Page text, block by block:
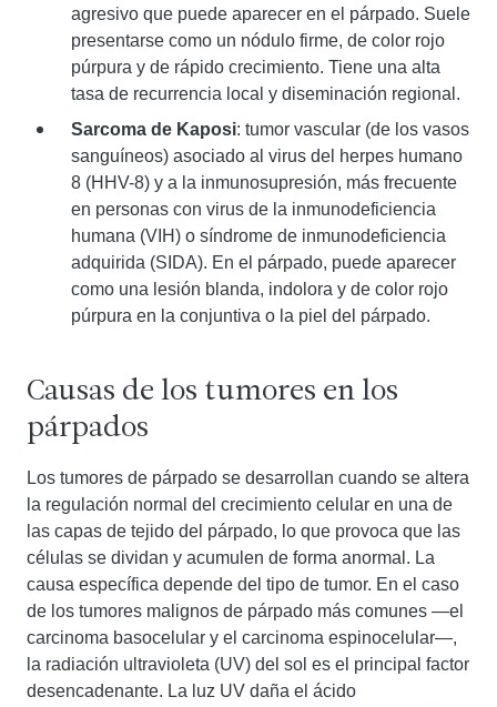
agresivo que puede aparecer en el párpado. Suele
presentarse como un nódulo firme, de color rojo
púrpura y de rápido crecimiento. Tiene una alta
tasa de recurrencia local y diseminación regional.
Sarcoma de Kaposi: tumor vascular (de los vasos
sanguíneos) asociado al virus del herpes humano
8 (HHV-8) y a la inmunosupresión, más frecuente
en personas con virus de la inmunodeficiencia
humana (VIH) o síndrome de inmunodeficiencia
adquirida (SIDA). En el párpado, puede aparecer
como una lesión blanda, indolora y de color rojo
púrpura en la conjuntiva o la piel del párpado.
Causas de los tumores en los
párpados
Los tumores de párpado se desarrollan cuando se altera
la regulación normal del crecimiento celular en una de
las capas de tejido del párpado, lo que provoca que las
células se dividan y acumulen de forma anormal. La
causa específica depende del tipo de tumor. En el caso
de los tumores malignos de párpado más comunes —el
carcinoma basocelular y el carcinoma espinocelular—,
la radiación ultravioleta (UV) del sol es el principal factor
desencadenante. La luz UV daña el ácido